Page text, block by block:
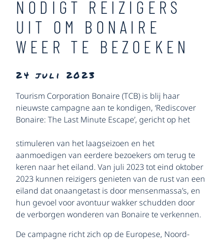
NODIGT REIZIGERS
UIT OM BONAIRE
WEER TE BEZOEKEN
24 juli 2023
Tourism Corporation Bonaire (TCB) is blij haar
nieuwste campagne aan te kondigen, ‘Rediscover
Bonaire: The Last Minute Escape’, gericht op het
stimuleren van het laagseizoen en het
aanmoedigen van eerdere bezoekers om terug te
keren naar het eiland. Van juli 2023 tot eind oktober
2023 kunnen reizigers genieten van de rust van een
eiland dat onaangetast is door mensenmassa’s, en
hun gevoel voor avontuur wakker schudden door
de verborgen wonderen van Bonaire te verkennen.
De campagne richt zich op de Europese, Noord-